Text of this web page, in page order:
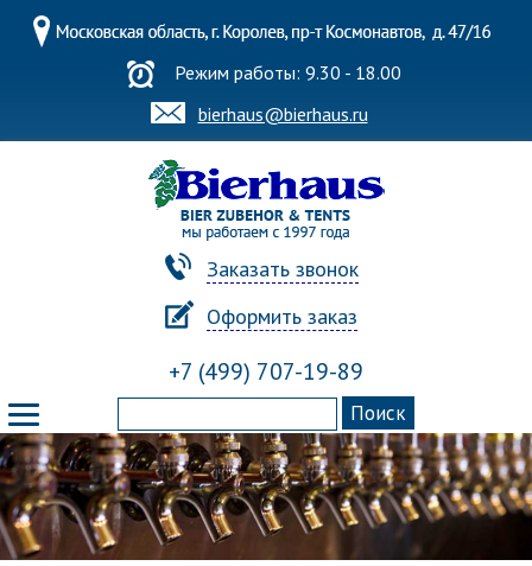
Режим работы: 9.30 - 18.00
bierhaus@bierhaus.ru
Заказать звонок
Оформить заказ
+7 (499) 707-19-89